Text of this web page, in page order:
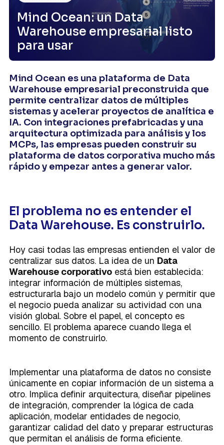
Mind Ocean: un Data
Warehouse empresarial listo
para usar
Mind Ocean es una plataforma de Data
Warehouse empresarial preconstruida que
permite centralizar datos de múltiples
sistemas y acelerar proyectos de analítica e
IA. Con integraciones prefabricadas y una
arquitectura optimizada para análisis y los
MCPs, las empresas pueden construir su
plataforma de datos corporativa mucho más
rápido y empezar antes a generar valor.
El problema no es entender el
Data Warehouse. Es construirlo.
Hoy casi todas las empresas entienden el valor de
centralizar sus datos. La idea de un Data
Warehouse corporativo está bien establecida:
integrar información de múltiples sistemas,
estructurarla bajo un modelo común y permitir que
el negocio pueda analizar su actividad con una
visión global. Sobre el papel, el concepto es
sencillo. El problema aparece cuando llega el
momento de construirlo.
Implementar una plataforma de datos no consiste
únicamente en copiar información de un sistema a
otro. Implica definir arquitectura, diseñar pipelines
de integración, comprender la lógica de cada
aplicación, modelar entidades de negocio,
garantizar calidad del dato y preparar estructuras
que permitan el análisis de forma eficiente.